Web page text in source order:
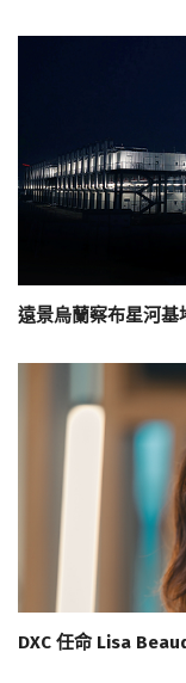
遠景烏蘭察布星河基
DXC 任命 Lisa